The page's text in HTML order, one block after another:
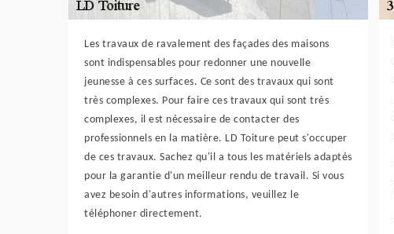
Les travaux de ravalement des façades des maisons
sont indispensables pour redonner une nouvelle
jeunesse à ces surfaces. Ce sont des travaux qui sont
très complexes. Pour faire ces travaux qui sont très
complexes, il est nécessaire de contacter des
professionnels en la matière. LD Toiture peut s'occuper
de ces travaux. Sachez qu'il a tous les matériels adaptés
pour la garantie d'un meilleur rendu de travail. Si vous
avez besoin d'autres informations, veuillez le
téléphoner directement.